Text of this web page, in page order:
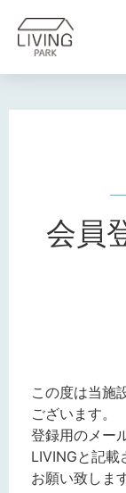
会員
この度は当施
ございます。
登録用のメー
LIVINGと記載
お願い致します